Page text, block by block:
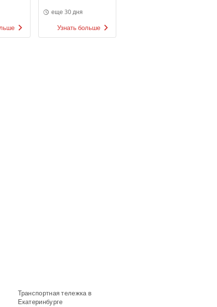
еще 30 дня
Узнать больше
Транспортная тележка в
Екатеринбурге